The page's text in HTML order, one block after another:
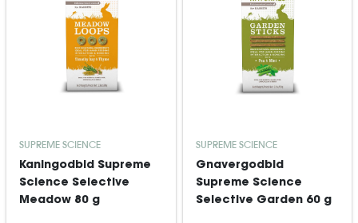
SUPREME SCIENCE
Kaningodbid Supreme
Science Selective
Meadow 80 g
SUPREME SCIENCE
Gnavergodbid
Supreme Science
Selective Garden 60 g